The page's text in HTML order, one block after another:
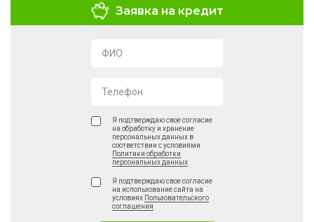
Заявка на кредит
ФИО
Телефон
Я подтверждаю свое согласие
на обработку и хранение
персональных данных в
соответствии с условиями
Политики обработки
персональных данных
Я подтверждаю свое согласие
на использование сайта на
условиях Пользовательского
соглашения